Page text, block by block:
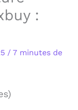
:
/ 7 minutes de